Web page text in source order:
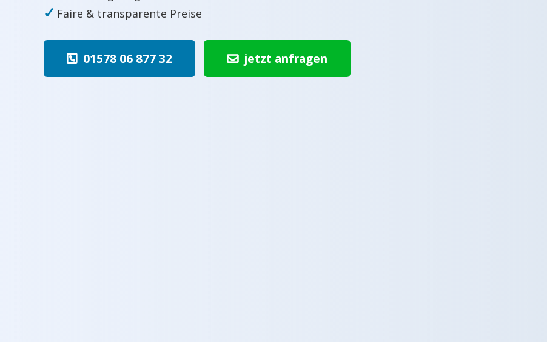
✓ Faire & transparente Preise
01578 06 877 32 jetzt anfragen